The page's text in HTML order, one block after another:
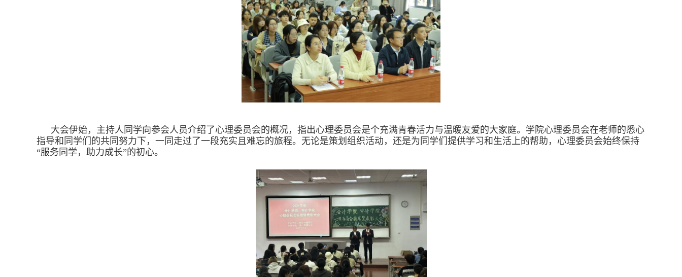
大会伊始，主持人同学向参会人员介绍了心理委员会的概况，指出心理委员会是个充满青春活力与温暖友爱的大家庭。 学院心理委员会在老师的悉心
指导和同学们的共同努力下，一同走过了一段充实且难忘的旅程。无论是策划组织活动，还是为同学们提供学习和生活上的帮助，心理委员会始终保持
“服务同学，助力成长”的初心。